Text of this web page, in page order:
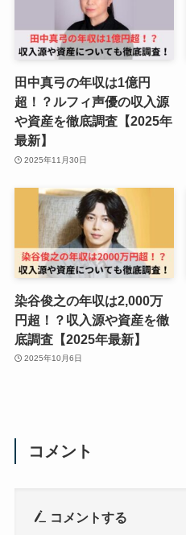
田中真弓の年収は1億円
超！？ルフィ声優の収入源
や資産を徹底調査【2025年
最新】
2025年11月30日
染谷俊之の年収は2,000万
円超！？収入源や資産を徹
底調査【2025年最新】
2025年10月6日
コメント
コメントする